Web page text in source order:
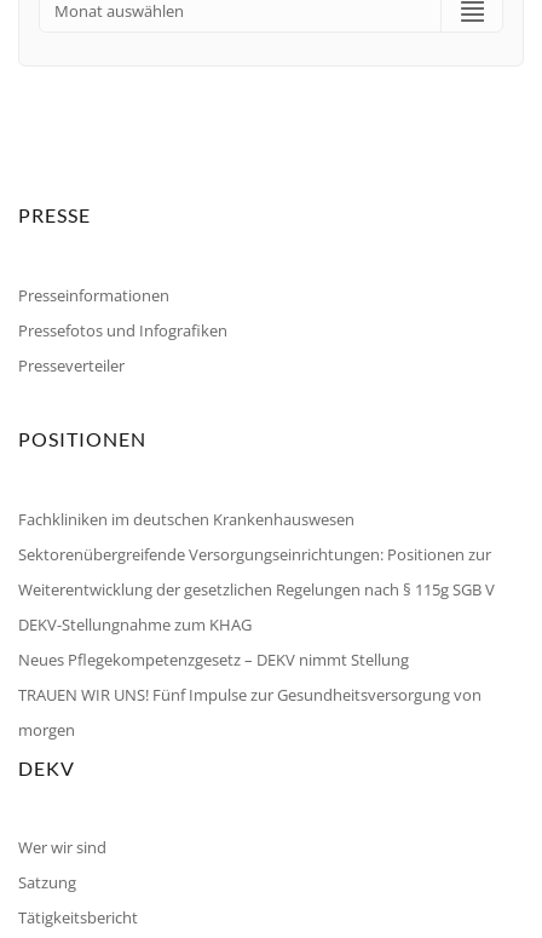
PRESSE
Presseinformationen
Pressefotos und Infografiken
Presseverteiler
POSITIONEN
Fachkliniken im deutschen Krankenhauswesen
Sektorenübergreifende Versorgungseinrichtungen: Positionen zur
Weiterentwicklung der gesetzlichen Regelungen nach § 115g SGB V
DEKV-Stellungnahme zum KHAG
Neues Pflegekompetenzgesetz – DEKV nimmt Stellung
TRAUEN WIR UNS! Fünf Impulse zur Gesundheitsversorgung von
morgen
DEKV
Wer wir sind
Satzung
Tätigkeitsbericht